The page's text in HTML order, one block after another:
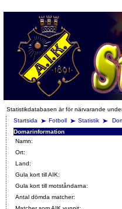
Statistikdatabasen är för närvarande
Startsida
Fotboll Statistik
Domarinformation
Namn:
Ort:
Land:
Gula kort till AIK:
Gula kort till motståndarna:
Antal dömda matcher: